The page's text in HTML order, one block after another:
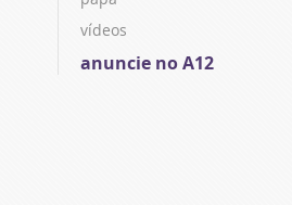
vídeos
anuncie no A12